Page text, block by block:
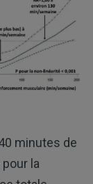
minutes de
la